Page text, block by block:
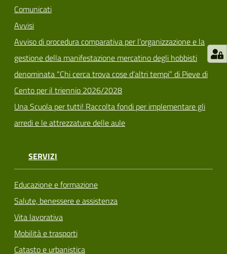
Comunicati
Avvisi
Avviso di procedura comparativa per l’organizzazione e la
gestione della manifestazione mercatino degli hobbisti
denominata “Chi cerca trova cose d’altri tempi” di Pieve di
Cento per il triennio 2026/2028
Una Scuola per tutti! Raccolta fondi per implementare gli
arredi e le attrezzature delle aule
SERVIZI
Educazione e formazione
Salute, benessere e assistenza
Vita lavorativa
Mobilità e trasporti
Catasto e urbanistica